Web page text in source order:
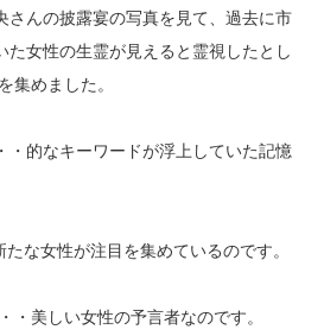
さんの披露宴の写真を見て、過去に市
た女性の生霊が見えると霊視したとし
集めました。
・的なキーワードが浮上していた記憶
な女性が注目を集めているのです。
・美しい女性の予言者なのです。